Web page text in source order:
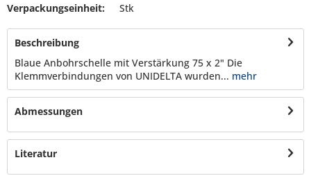
Verpackungseinheit:
Stk
Beschreibung
Blaue Anbohrschelle mit Verstärkung 75 x 2" Die
Klemmverbindungen von UNIDELTA wurden... mehr
Abmessungen
Literatur